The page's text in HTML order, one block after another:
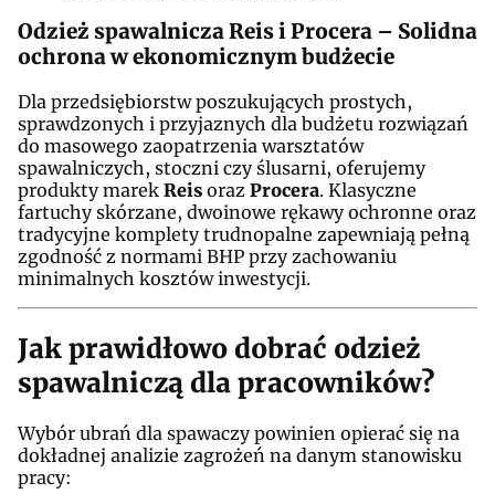
Odzież spawalnicza Reis i Procera – Solidna
ochrona w ekonomicznym budżecie
Dla przedsiębiorstw poszukujących prostych,
sprawdzonych i przyjaznych dla budżetu rozwiązań
do masowego zaopatrzenia warsztatów
spawalniczych, stoczni czy ślusarni, oferujemy
produkty marek Reis oraz Procera. Klasyczne
fartuchy skórzane, dwoinowe rękawy ochronne oraz
tradycyjne komplety trudnopalne zapewniają pełną
zgodność z normami BHP przy zachowaniu
minimalnych kosztów inwestycji.
Jak prawidłowo dobrać odzież
spawalniczą dla pracowników?
Wybór ubrań dla spawaczy powinien opierać się na
dokładnej analizie zagrożeń na danym stanowisku
pracy: